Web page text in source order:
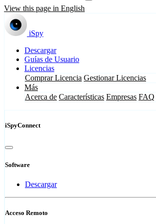
View this page in English
iSpy
Descargar
Guías de Usuario
Licencias
Comprar Licencia Gestionar Licencias
Más
Acerca de Características Empresas FAQ
iSpyConnect
Software
Descargar
Acceso Remoto